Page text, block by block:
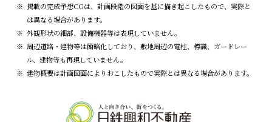
掲載の完成予想CGは、計画段階の図面を基に描き起こしたもので、実際と
は異なる場合があります。
外観形状の細部、設備機器等は表現していません。
周辺道路・建物等は簡略化しており、敷地周辺の電柱、標識、ガードレー
ル、建物等も再現していません。
建物概要は計画図面によりおこしたもので実際とは異なる場合があります。